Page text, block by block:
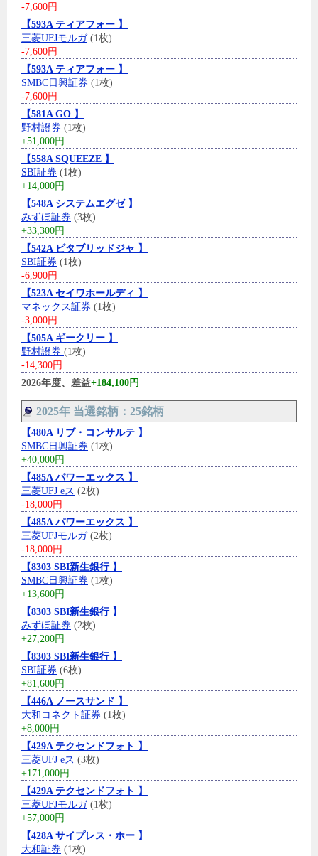
-7,600円
【593A ティアフォー 】
三菱UFJモルガ(1枚)
-7,600円
【593A ティアフォー 】
SMBC日興証券 (1枚)
-7,600円
【581A GO 】
野村證券 (1枚)
+51,000円
【558A SQUEEZE 】
SBI証券 (1枚)
+14,000円
【548A システムエグゼ 】
みずほ証券 (3枚)
+33,300円
【542A ビタブリッドジャ 】
SBI証券 (1枚)
-6,900円
【523A セイワホールディ 】
マネックス証券 (1枚)
-3,000円
【505A ギークリー 】
野村證券 (1枚)
-14,300円
2026年度、差益+184,100円
2025年 当選銘柄：25銘柄
【480A リブ・コンサルテ 】
SMBC日興証券 (1枚)
+40,000円
【485A パワーエックス 】
三菱UFJ eス (2枚)
-18,000円
【485A パワーエックス 】
三菱UFJモルガ(2枚)
-18,000円
【8303 SBI新生銀行 】
SMBC日興証券 (1枚)
+13,600円
【8303 SBI新生銀行 】
みずほ証券 (2枚)
+27,200円
【8303 SBI新生銀行 】
SBI証券 (6枚)
+81,600円
【446A ノースサンド 】
大和コネクト証券 (1枚)
+8,000円
【429A テクセンドフォト 】
三菱UFJ eス (3枚)
+171,000円
【429A テクセンドフォト 】
三菱UFJモルガ(1枚)
+57,000円
【428A サイプレス・ホー 】
大和証券 (1枚)